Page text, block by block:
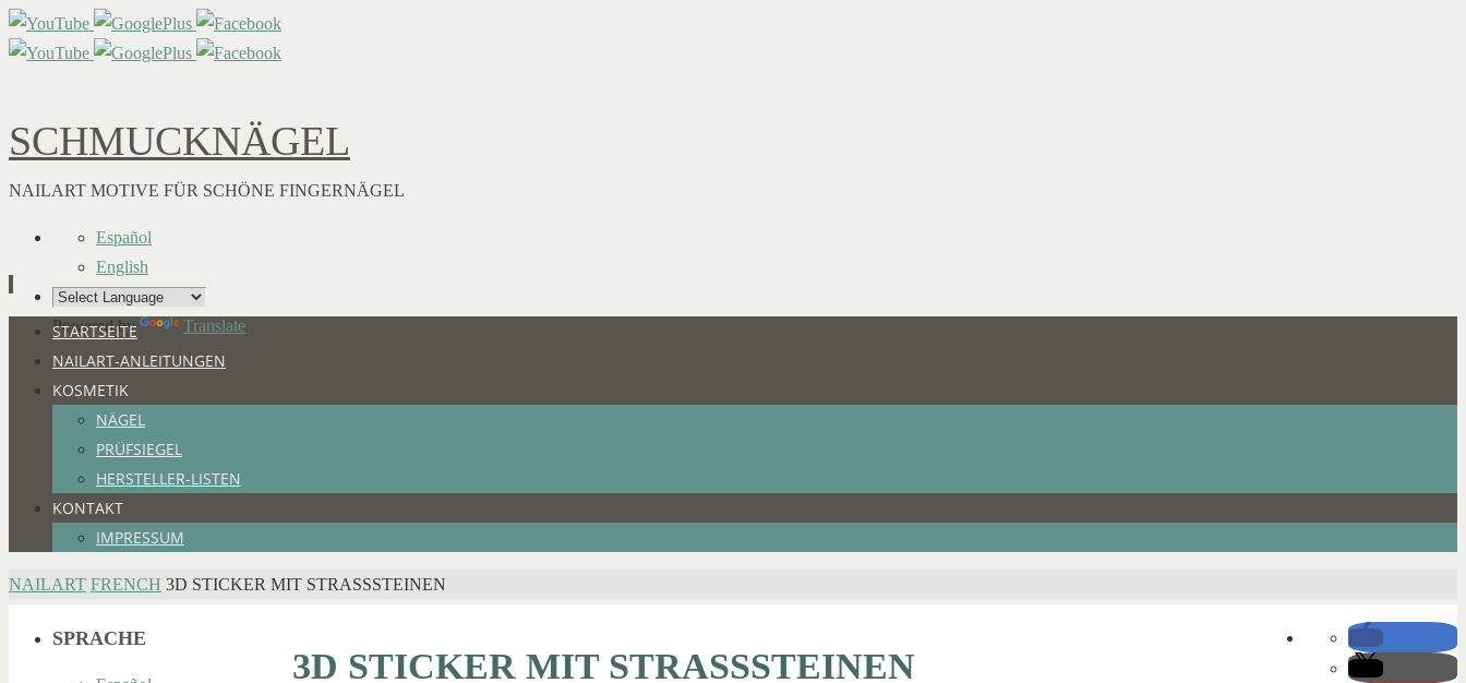
SCHMUCKNÄGEL
NAILART MOTIVE FÜR SCHÖNE FINGERNÄGEL
Español
English
Powered by Translate
Zum
Inhalt
springen
STARTSEITE
NAILART-ANLEITUNGEN
KOSMETIK
NÄGEL
PRÜFSIEGEL
HERSTELLER-LISTEN
KONTAKT
IMPRESSUM
HOME
NAILART FRENCH 3D STICKER MIT STRASSSTEINEN
3D STICKER MIT STRASSSTEINEN
SPRACHE